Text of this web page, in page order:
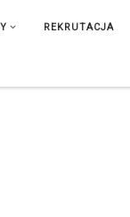
REKRUTACJA